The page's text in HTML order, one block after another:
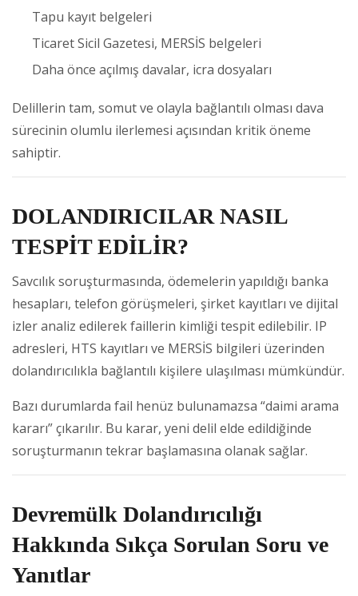
Tapu kayıt belgeleri
Ticaret Sicil Gazetesi, MERSİS belgeleri
Daha önce açılmış davalar, icra dosyaları
Delillerin tam, somut ve olayla bağlantılı olması dava
sürecinin olumlu ilerlemesi açısından kritik öneme
sahiptir.
DOLANDIRICILAR NASIL
TESPİT EDİLİR?
Savcılık soruşturmasında, ödemelerin yapıldığı banka
hesapları, telefon görüşmeleri, şirket kayıtları ve dijital
izler analiz edilerek faillerin kimliği tespit edilebilir. IP
adresleri, HTS kayıtları ve MERSİS bilgileri üzerinden
dolandırıcılıkla bağlantılı kişilere ulaşılması mümkündür.
Bazı durumlarda fail henüz bulunamazsa “daimi arama
kararı” çıkarılır. Bu karar, yeni delil elde edildiğinde
soruşturmanın tekrar başlamasına olanak sağlar.
Devremülk Dolandırıcılığı
Hakkında Sıkça Sorulan Soru ve
Yanıtlar